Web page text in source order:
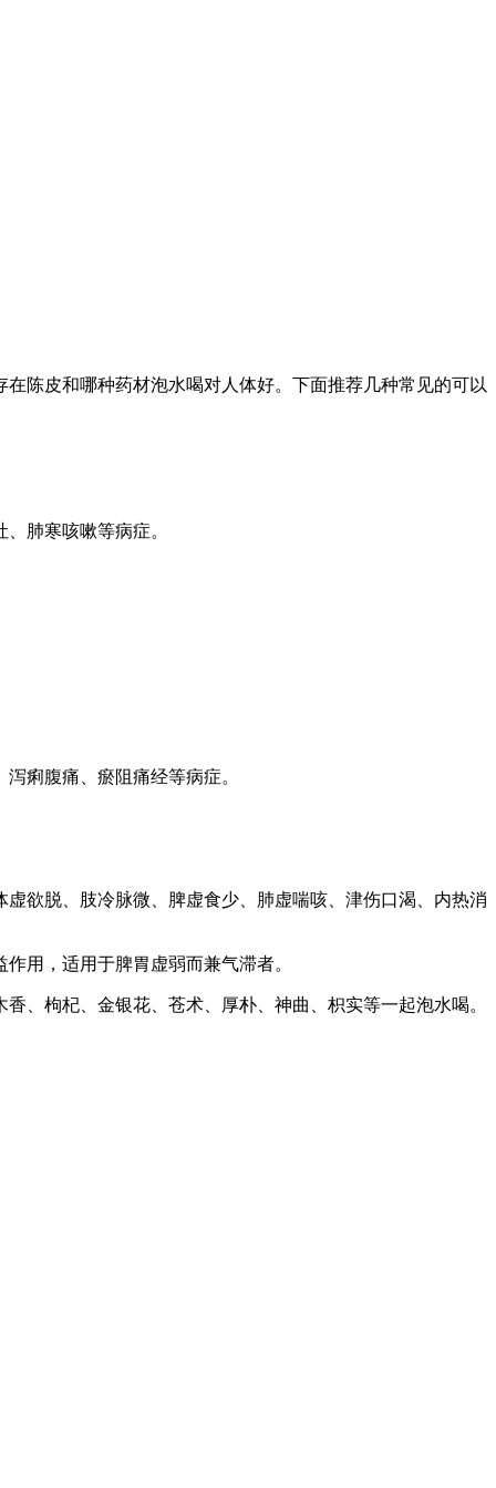
陈皮和哪种药材泡水喝对人体好。下面推荐几种常见的可以
肺寒咳嗽等病症。
痢腹痛、瘀阻痛经等病症。
欲脱、肢冷脉微、脾虚食少、肺虚喘咳、津伤口渴、内热消
用，适用于脾胃虚弱而兼气滞者。
、枸杞、金银花、苍术、厚朴、神曲、枳实等一起泡水喝。